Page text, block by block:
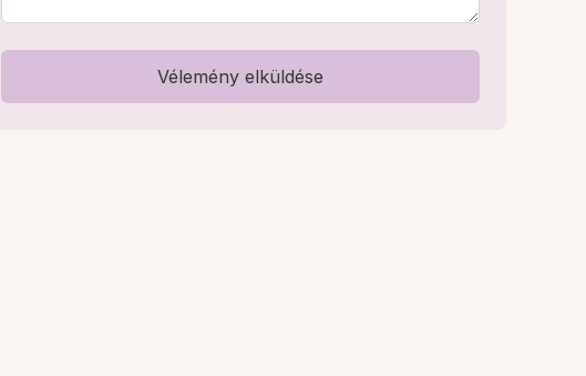
Vélemény elküldése